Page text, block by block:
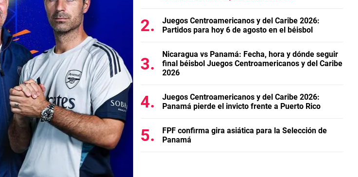
Juegos Centroamericanos y del Caribe 2026:
Partidos para hoy 6 de agosto en el béisbol
Nicaragua vs Panamá: Fecha, hora y dónde seguir
final béisbol Juegos Centroamericanos y del Caribe
2026
Juegos Centroamericanos y del Caribe 2026:
Panamá pierde el invicto frente a Puerto Rico
FPF confirma gira asiática para la Selección de
Panamá